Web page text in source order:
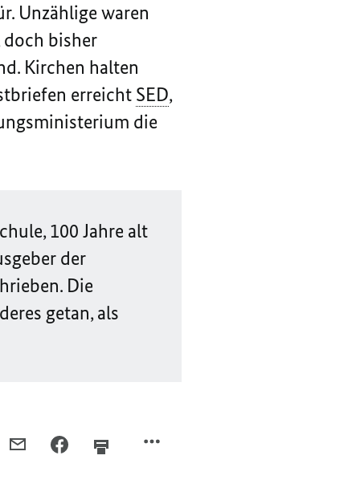
Unzählige waren
doch bisher
Kirchen halten
erreicht SED,
die
100 Jahre alt
der
Die
getan, als